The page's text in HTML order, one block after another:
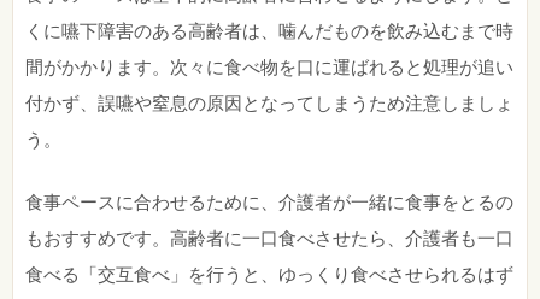
くに嚥下障害のある高齢者は、噛んだものを飲み込むまで時
間がかかります。次々に食べ物を口に運ばれると処理が追い
付かず、誤嚥や窒息の原因となってしまうため注意しましょ
う。
食事ペースに合わせるために、介護者が一緒に食事をとるの
もおすすめです。高齢者に一口食べさせたら、介護者も一口
食べる「交互食べ」を行うと、ゆっくり食べさせられるはず